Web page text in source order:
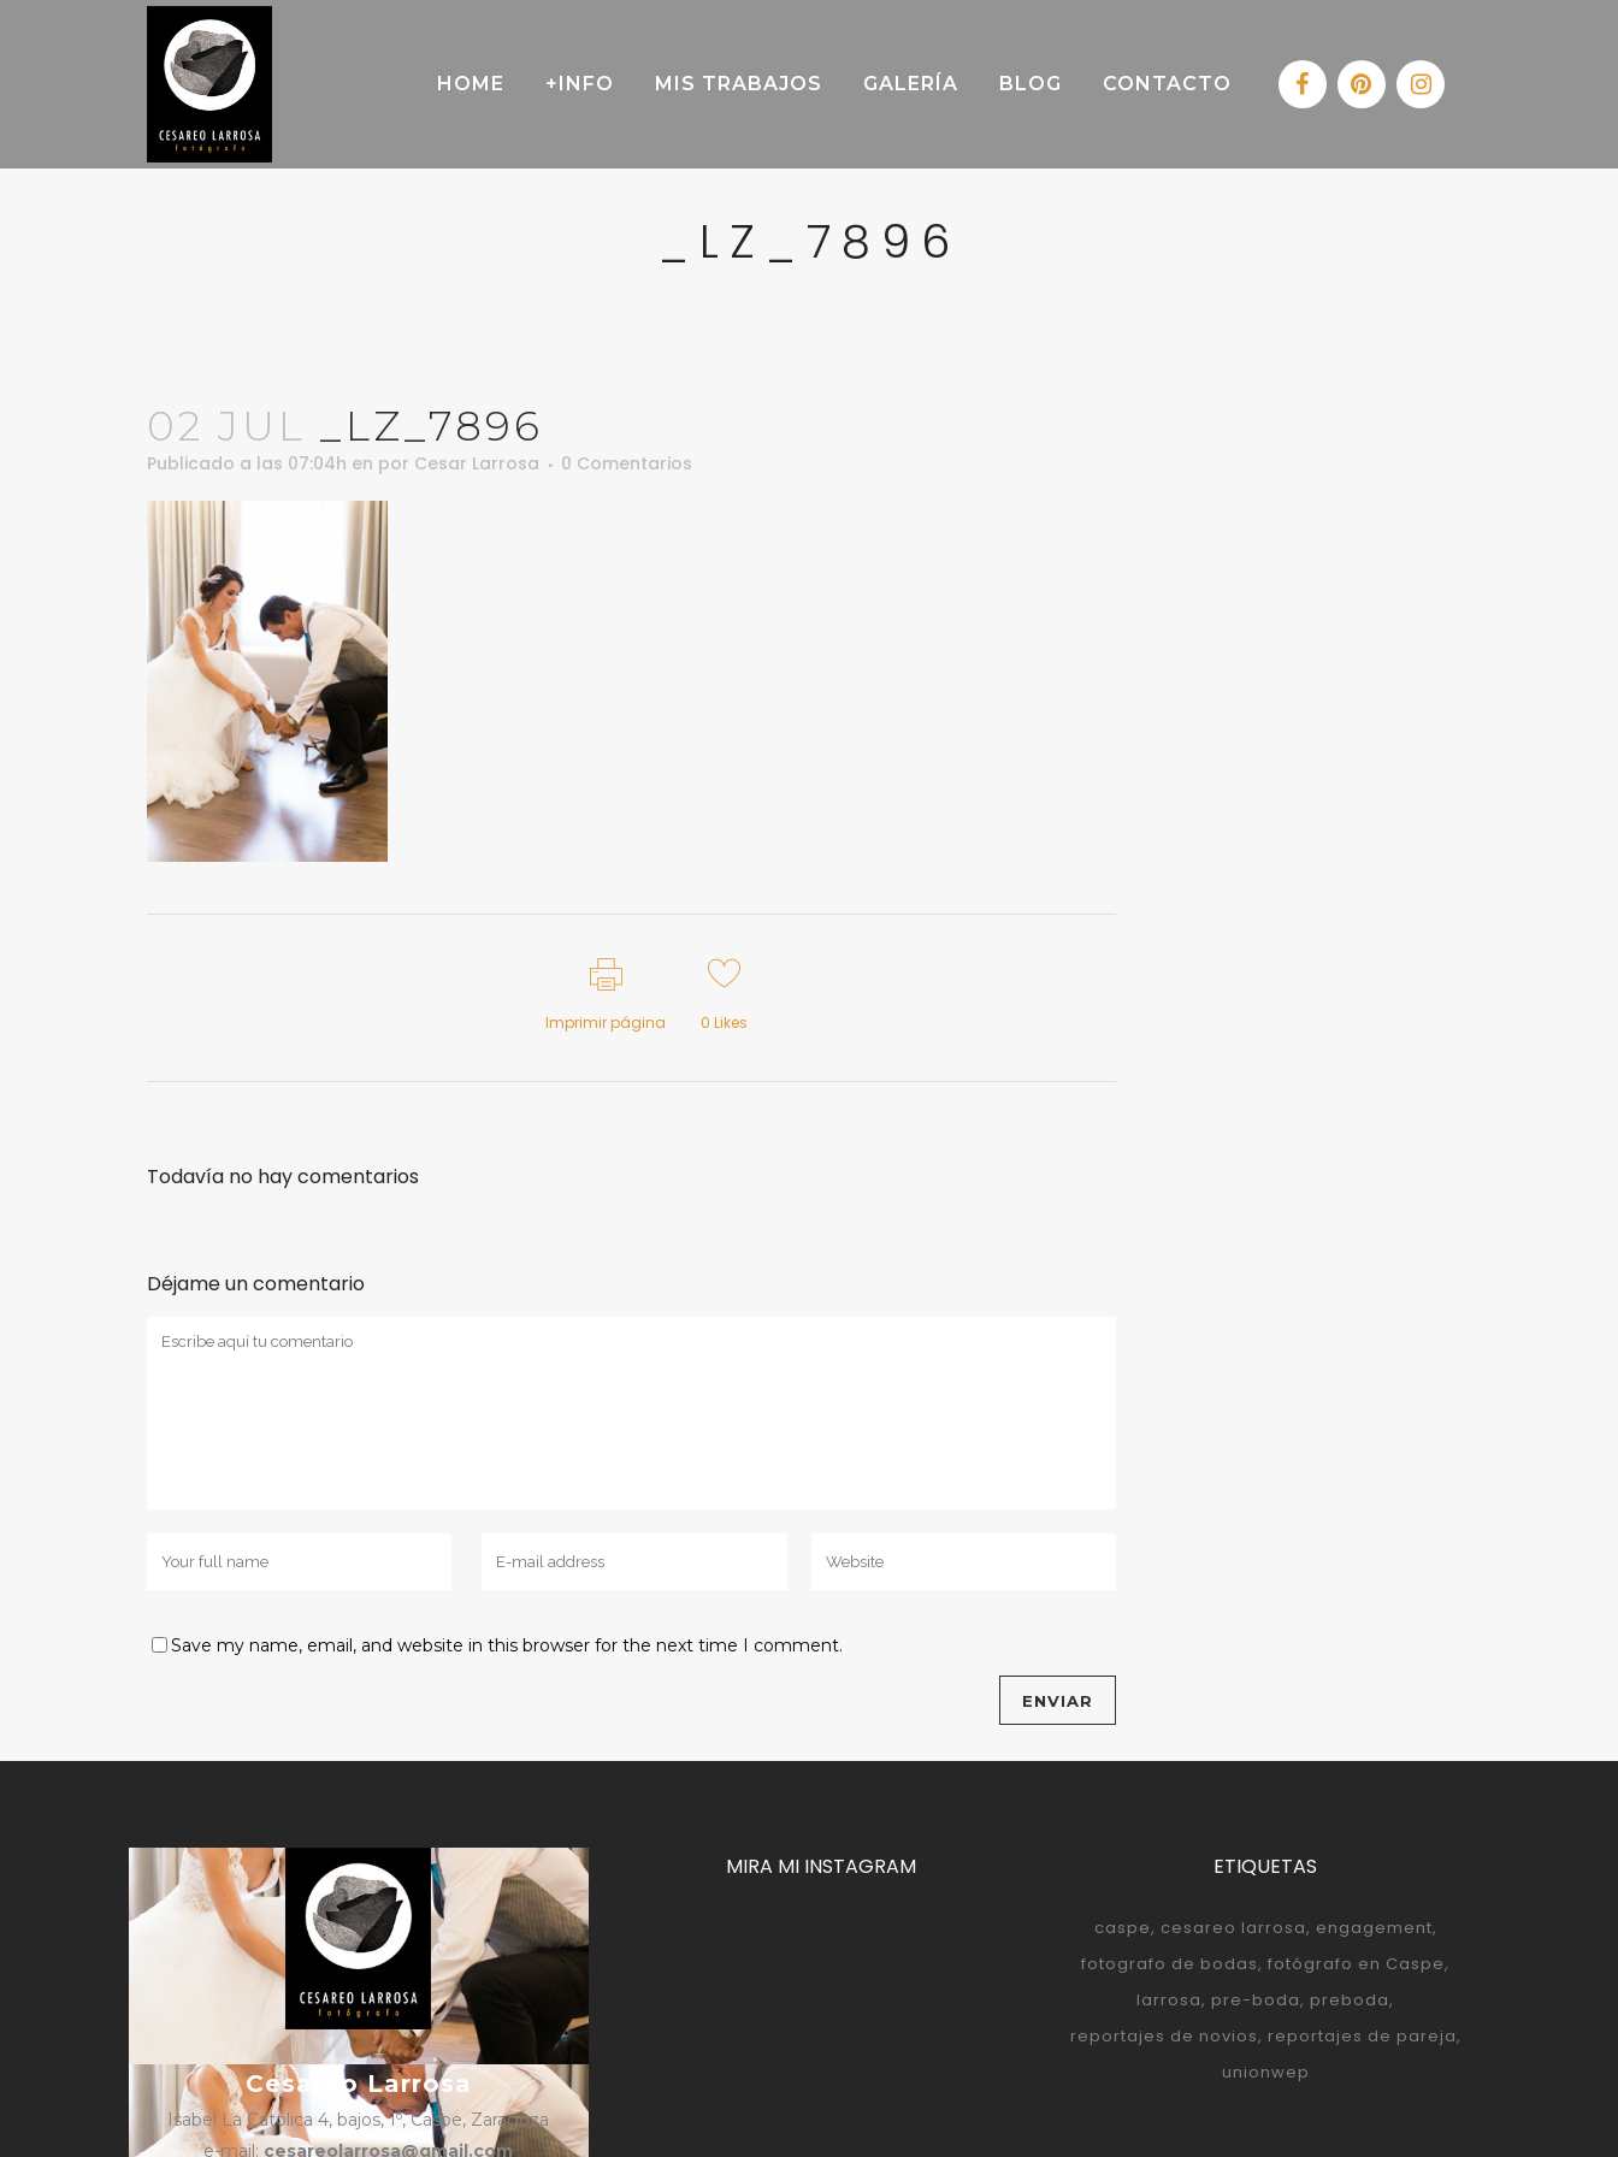
HOME +INFO MIS TRABAJOS GALERÍA BLOG CONTACTO
_LZ_7896
02 JUL _LZ_7896
Publicado a las 07:04h en por Cesar Larrosa 0 Comentarios
Imprimir página 0 Likes
Todavía no hay comentarios
Déjame un comentario
Save my name, email, and website in this browser for the next time I comment.
Cesareo Larrosa
Isabel La Católica 4, bajos, 1º, Caspe, Zaragoza
e-mail: cesareolarrosa@gmail.com
MIRA MI INSTAGRAM ETIQUETAS
caspe cesareo larrosa engagement
fotografo de bodas fotógrafo en Caspe
larrosa pre-boda preboda
reportajes de novios reportajes de pareja
unionwep